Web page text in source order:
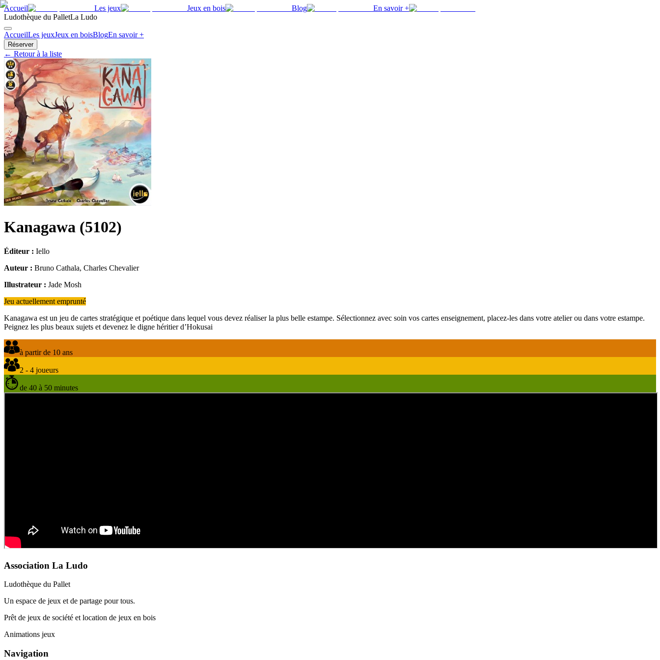
Accueil Les jeux Jeux en bois Blog
En savoir +
Ludothèque du PalletLa Ludo
AccueilLes jeuxJeux en boisBlogEn savoir +
Réserver
← Retour à la liste
Kanagawa (5102)
Éditeur : Iello
Auteur : Bruno Cathala, Charles Chevalier
Illustrateur : Jade Mosh
Jeu actuellement emprunté
Kanagawa est un jeu de cartes stratégique et poétique dans lequel vous devez réaliser la plus belle estampe. Sélectionnez avec soin vos cartes enseignement, placez-les dans votre atelier ou dans votre estampe.
Peignez les plus beaux sujets et devenez le digne héritier d’Hokusai
à partir de 10 ans
2 - 4 joueurs
de 40 à 50 minutes
Association La Ludo
Ludothèque du Pallet
Un espace de jeux et de partage pour tous.
Prêt de jeux de société et location de jeux en bois
Animations jeux
Navigation